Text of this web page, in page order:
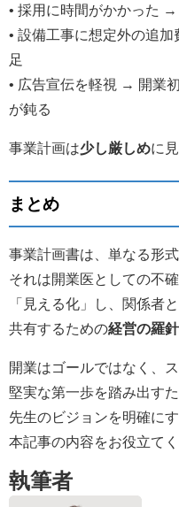
• 採用に時間がかかった
• 設備工事に想定外の追
足
• 広告宣伝を軽視 → 開業
が鈍る
事業計画は少し厳しめに
まとめ
事業計画書は、単なる形
それは開業医としての不
「見える化」し、関係者
共有するための経営の羅
開業はゴールではなく、
堅実な第一歩を踏み出すた
先生のビジョンを明確に
本記事の内容をお役立てく
執筆者